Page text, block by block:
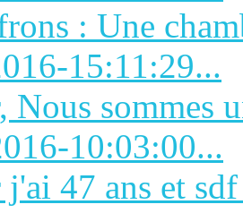
: Une
15:11:29...
Nous sommes
10:03:00...
47 ans et